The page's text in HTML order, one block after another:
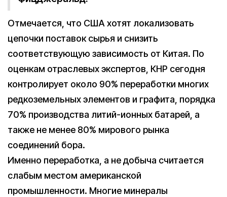
Отмечается, что США хотят локализовать
цепочки поставок сырья и снизить
соответствующую зависимость от Китая. По
оценкам отраслевых экспертов, КНР сегодня
контролирует около 90% переработки многих
редкоземельных элементов и графита, порядка
70% производства литий-ионных батарей, а
также не менее 80% мирового рынка
соединений бора.
Именно переработка, а не добыча считается
слабым местом американской
промышленности. Многие минералы